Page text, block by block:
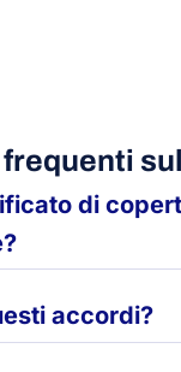
frequenti
di
accordi?